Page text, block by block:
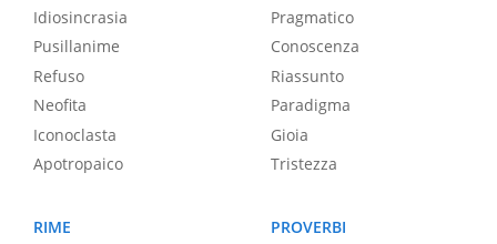
Idiosincrasia
Pusillanime
Refuso
Neofita
Iconoclasta
Apotropaico
Pragmatico
Conoscenza
Riassunto
Paradigma
Gioia
Tristezza
RIME
PROVERBI